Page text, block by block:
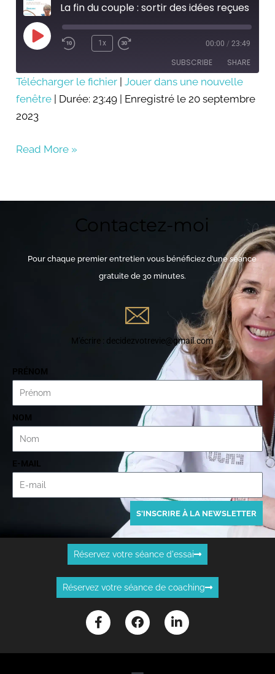
La fin du couple : sortir des idées reçues
Play
Episode
1x 00:00 / 23:49
SUBSCRIBE SHARE
SHARE
LINK
EMBED
Télécharger le fichier |Jouer dans une nouvelle
fenêtre
Durée: 23:49
Enregistré le 20 septembre
2023
reçues
Read More »
Contactez-moi
Pour chaque premier entretien vous bénéficiez d’une séance
gratuite de 30 minutes.
M'écrire : decidezvotrevie@gmail.com
PRÉNOM
NOM
E-MAIL
S'INSCRIRE À LA NEWSLETTER
Réservez votre séance d'essai
Réservez votre séance de coaching
a
c
b
a
c
b
i
n
e